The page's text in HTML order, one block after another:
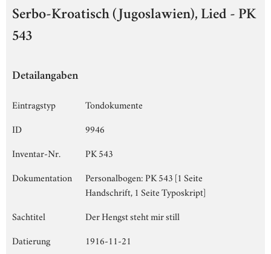
Serbo-Kroatisch (Jugoslawien), Lied - PK
543
Detailangaben
Eintragstyp
Tondokumente
ID
9946
Inventar-Nr.
PK 543
Dokumentation
Personalbogen: PK 543 [1 Seite
Handschrift, 1 Seite Typoskript]
Sachtitel
Der Hengst steht mir still
Datierung
1916-11-21